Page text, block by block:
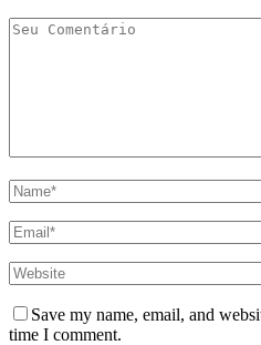
Save my name, email, and
time I comment.